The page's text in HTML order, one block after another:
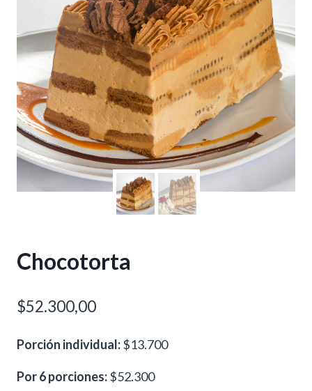
Chocotorta
$52.300,00
Porción individual:$13.700
Por 6 porciones:$52.300